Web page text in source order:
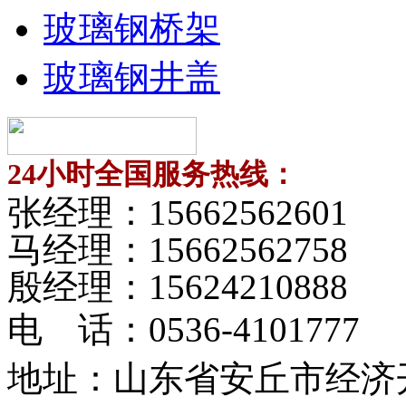
玻璃钢桥架
玻璃钢井盖
24小时全国服务热线：
张经理： 15662562601
马经理： 15662562758
殷经理： 15624210888
电 话： 0536-4101777
地址：山东省安丘市经济